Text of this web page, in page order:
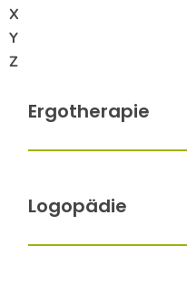
X
Y
Z
Ergotherapie
Logopädie